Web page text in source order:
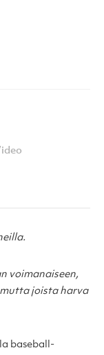
voimanaiseen,
joista harva
baseball-